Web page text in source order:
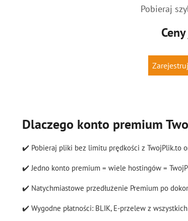
Pobieraj
Dlaczego konto premium
✔️ Pobieraj pliki bez limitu prędkości z TwojPlik.to
✔️ Jedno konto premium = wiele hostingów =
✔️ Natychmiastowe przedłużenie Premium po
✔️ Wygodne płatności: BLIK, E-przelew z